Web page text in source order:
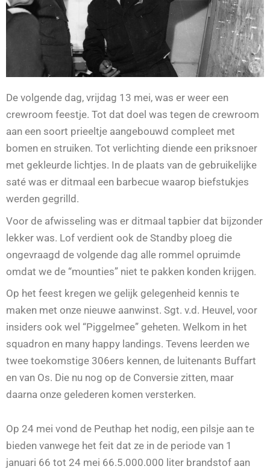
De volgende dag, vrijdag 13 mei, was er weer een
crewroom feestje. Tot dat doel was tegen de crewroom
aan een soort prieeltje aangebouwd compleet met
bomen en struiken. Tot verlichting diende een priksnoer
met gekleurde lichtjes. In de plaats van de gebruikelijke
saté was er ditmaal een barbecue waarop biefstukjes
werden gegrilld.
Voor de afwisseling was er ditmaal tapbier dat bijzonder
lekker was. Lof verdient ook de Standby ploeg die
ongevraagd de volgende dag alle rommel opruimde
omdat we de “mounties” niet te pakken konden krijgen.
Op het feest kregen we gelijk gelegenheid kennis te
maken met onze nieuwe aanwinst. Sgt. v.d. Heuvel, voor
insiders ook wel “Piggelmee” geheten. Welkom in het
squadron en many happy landings. Tevens leerden we
twee toekomstige 306ers kennen, de luitenants Buffart
en van Os. Die nu nog op de Conversie zitten, maar
daarna onze gelederen komen versterken.
Op 24 mei vond de Peuthap het nodig, een pilsje aan te
bieden vanwege het feit dat ze in de periode van 1
januari 66 tot 24 mei 66.5.000.000 liter brandstof aan